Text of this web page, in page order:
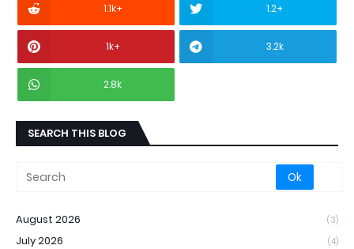
1.1k+ 1.2+
1k+ 3.2k
2.8k
SEARCH THIS BLOG
August 2026 (3)
July 2026 (4)